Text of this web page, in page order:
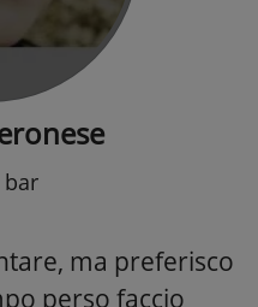
bar
ma preferisco
perso faccio